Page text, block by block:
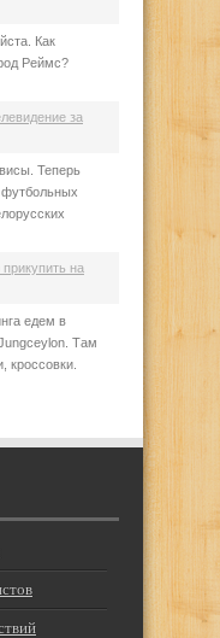
Как
Реймс?
за
Теперь
на
едем в
Там